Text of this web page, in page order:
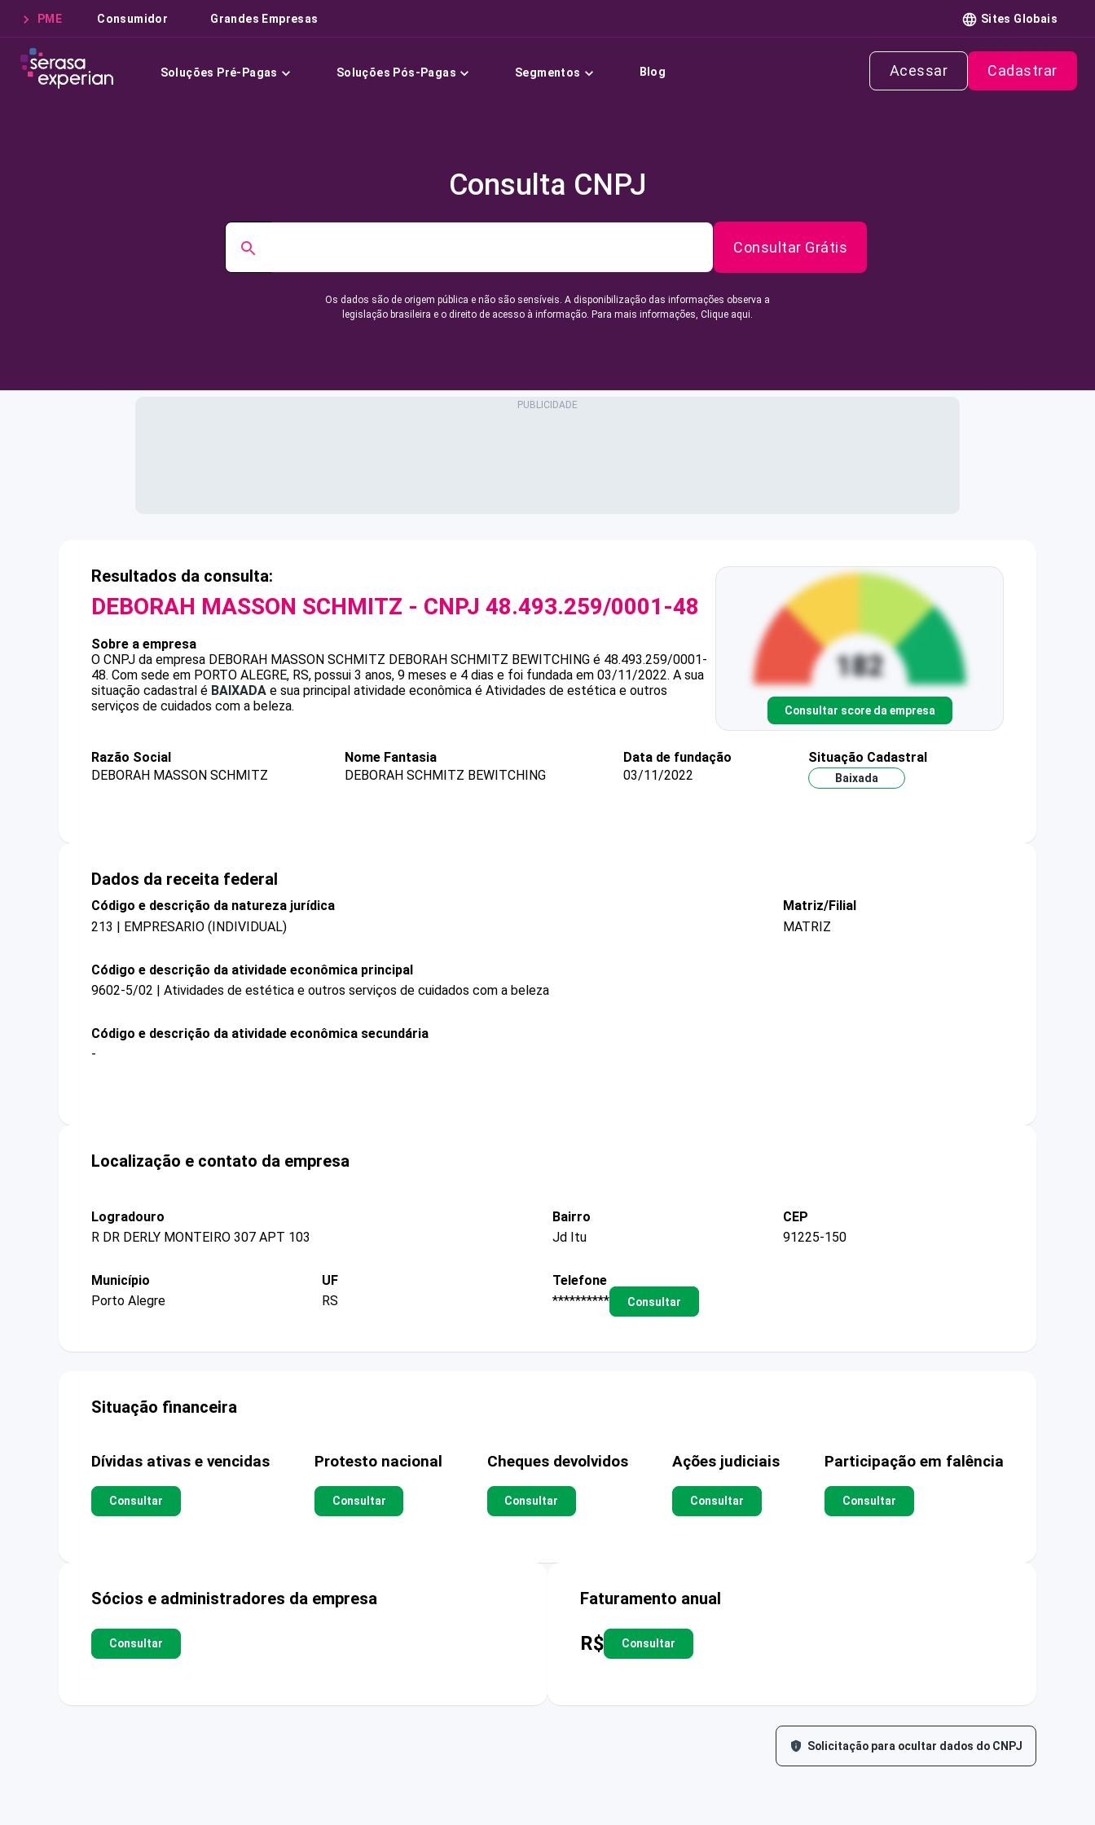
PME Consumidor Grandes Empresas Sites Globais
Soluções Pré-Pagas Soluções Pós-Pagas Segmentos Blog Acessar Cadastrar
Consulta CNPJ
Consultar Grátis
Os dados são de origem pública e não são sensíveis. A disponibilização das informações observa a
legislação brasileira e o direito de acesso à informação. Para mais informações, Clique aqui.
Resultados da consulta:
DEBORAH MASSON SCHMITZ - CNPJ 48.493.259/0001-48
Sobre a empresa
O CNPJ da empresa DEBORAH MASSON SCHMITZ DEBORAH SCHMITZ BEWITCHING é 48.493.259/0001-
48. Com sede em PORTO ALEGRE, RS, possui 3 anos, 9 meses e 4 dias e foi fundada em 03/11/2022. A sua
situação cadastral é BAIXADA e sua principal atividade econômica é Atividades de estética e outros
serviços de cuidados com a beleza.
Consultar score da empresa
Razão Social
DEBORAH MASSON SCHMITZ
Nome Fantasia
DEBORAH SCHMITZ BEWITCHING
Data de fundação
03/11/2022
Situação Cadastral
Baixada
Dados da receita federal
Código e descrição da natureza jurídica
213 | EMPRESARIO (INDIVIDUAL)
Matriz/Filial
MATRIZ
Código e descrição da atividade econômica principal
9602-5/02 | Atividades de estética e outros serviços de cuidados com a beleza
Código e descrição da atividade econômica secundária
-
Localização e contato da empresa
Logradouro
R DR DERLY MONTEIRO 307 APT 103
Bairro
Jd Itu
CEP
91225-150
Município
Porto Alegre
UF
RS
Telefone
**********
Consultar
Situação financeira
Dívidas ativas e vencidas
Consultar
Protesto nacional
Consultar
Cheques devolvidos
Consultar
Ações judiciais
Consultar
Participação em falência
Consultar
Sócios e administradores da empresa
Consultar
Faturamento anual
R$ Consultar
Solicitação para ocultar dados do CNPJ